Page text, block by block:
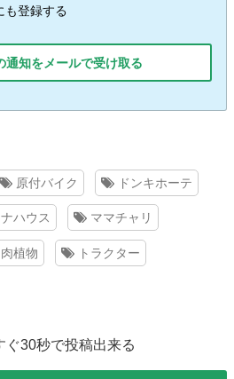
も登録する
知をメールで受け取る
原付バイク ドンキホーテ
ハウス ママチャリ
植物 トラクター
ぐ30秒で投稿出来る